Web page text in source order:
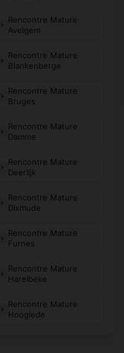
Rencontre Mature
Avelgem
Rencontre Mature
Blankenberge
Rencontre Mature
Bruges
Rencontre Mature
Damme
Rencontre Mature
Deerlijk
Rencontre Mature
Dixmude
Rencontre Mature
Furnes
Rencontre Mature
Harelbeke
Rencontre Mature
Hooglede